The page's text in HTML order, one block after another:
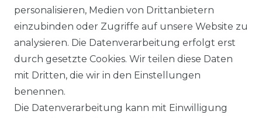
personalisieren, Medien von Drittanbietern
einzubinden oder Zugriffe auf unsere Website zu
analysieren. Die Datenverarbeitung erfolgt erst
durch gesetzte Cookies. Wir teilen diese Daten
mit Dritten, die wir in den Einstellungen
benennen.
Die Datenverarbeitung kann mit Einwilligung